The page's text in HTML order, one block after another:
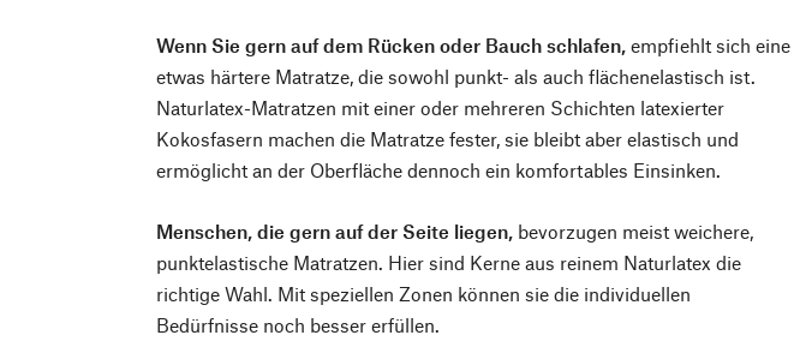
Wenn Sie gern auf dem Rücken oder Bauch schlafen,empfiehlt sich eine
etwas härtere Matratze, die sowohl punkt- als auch flächenelastisch ist.
Naturlatex-Matratzen mit einer oder mehreren Schichten latexierter
Kokosfasern machen die Matratze fester, sie bleibt aber elastisch und
ermöglicht an der Oberfläche dennoch ein komfortables Einsinken.
Menschen, die gern auf der Seite liegen, bevorzugen meist weichere,
punktelastische Matratzen. Hier sind Kerne aus reinem Naturlatex die
richtige Wahl. Mit speziellen Zonen können sie die individuellen
Bedürfnisse noch besser erfüllen.